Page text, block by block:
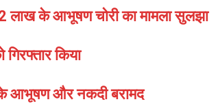
लाख के आभूषण चोरी का मामला सुलझा
किया
के आभूषण और नकदी बरामद